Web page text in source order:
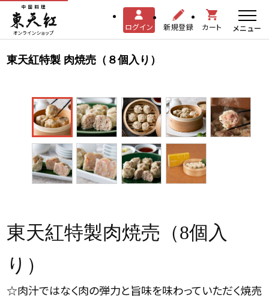
ログイン 新規登録 カート メニュー
東天紅特製 肉焼売（８個入り）
東天紅特製肉焼売（8個入
り）
☆肉汁ではなく肉の弾力と旨味を味わっていただく焼売